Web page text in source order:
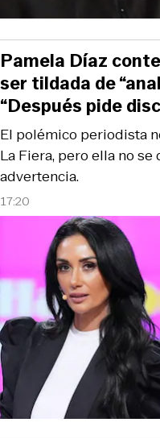
17:20
El polémico periodista
La Fiera, pero ella no
advertencia.
Pamela Díaz
ser tildada de
“Después pide